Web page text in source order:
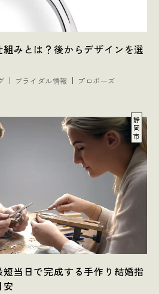
みとは？後からデザインを選
ブライダル情報 プロポーズ
静
岡
市
当日で完成する手作り結婚指
安